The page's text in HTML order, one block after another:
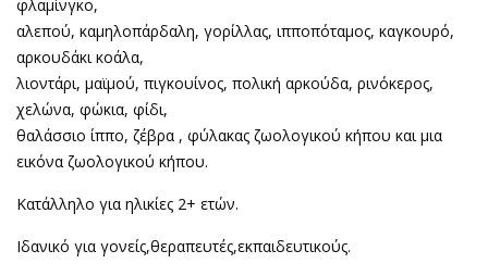
φλαμίνγκο,
αλεπού, καμηλοπάρδαλη, γορίλλας, ιπποπόταμος, καγκουρό,
αρκουδάκι κοάλα,
λιοντάρι, μαϊμού, πιγκουίνος, πολική αρκούδα, ρινόκερος,
χελώνα, φώκια, φίδι,
θαλάσσιο ίππο, ζέβρα , φύλακας ζωολογικού κήπου και μια
εικόνα ζωολογικού κήπου.
Kατάλληλο για ηλικίες 2+ ετών.
Ιδανικό για γονείς,θεραπευτές,εκπαιδευτικούς.